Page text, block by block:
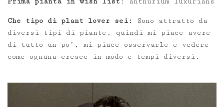
Che tipo di plant lover sei:
Sono attratto da
diversi tipi di piante, quindi mi piace avere
di tutto un po’, mi piace osservarle e vedere
come ognuna cresce in modo e tempi diversi.